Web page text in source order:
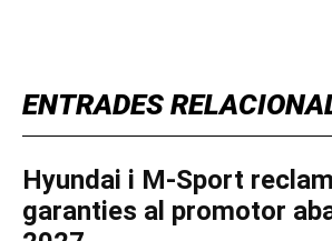
ENTRADES
Hyundai i M-Sport
garanties al promotor